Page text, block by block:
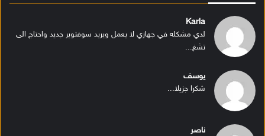
Karla
لدي مشكله في جهازي لا يعمل ويريد سوفتوير جديد واحتاج الى
تشغ...
يوسف
شكرا جزيلا...
ناصر